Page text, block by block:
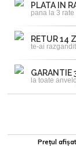
PLATA IN
pana la 3
RETUR 14
te-ai
GARANTIE
la toate
Prețul